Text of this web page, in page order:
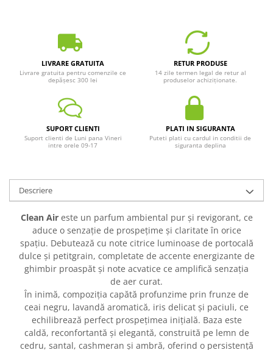
LIVRARE GRATUITA
Livrare gratuita pentru comenzile ce
depășesc 300 lei
RETUR PRODUSE
14 zile termen legal de retur al
produselor achiziționate.
SUPORT CLIENTI
Suport clienti de Luni pana Vineri
intre orele 09-17
PLATI IN SIGURANTA
Puteti plati cu cardul in conditii de
siguranta deplina
Descriere
Clean Aireste un parfum ambiental pur și revigorant, ce
aduce o senzație de prospețime și claritate în orice
spațiu. Debutează cu note citrice luminoase de portocală
dulce și petitgrain, completate de accente energizante de
ghimbir proaspăt și note acvatice ce amplifică senzația
de aer curat.
În inimă, compoziția capătă profunzime prin frunze de
ceai negru, lavandă aromatică, iris delicat și paciuli, ce
echilibrează perfect prospețimea inițială. Baza este
caldă, reconfortantă și elegantă, construită pe lemn de
cedru, santal, cashmeran și ambră, oferind o persistență